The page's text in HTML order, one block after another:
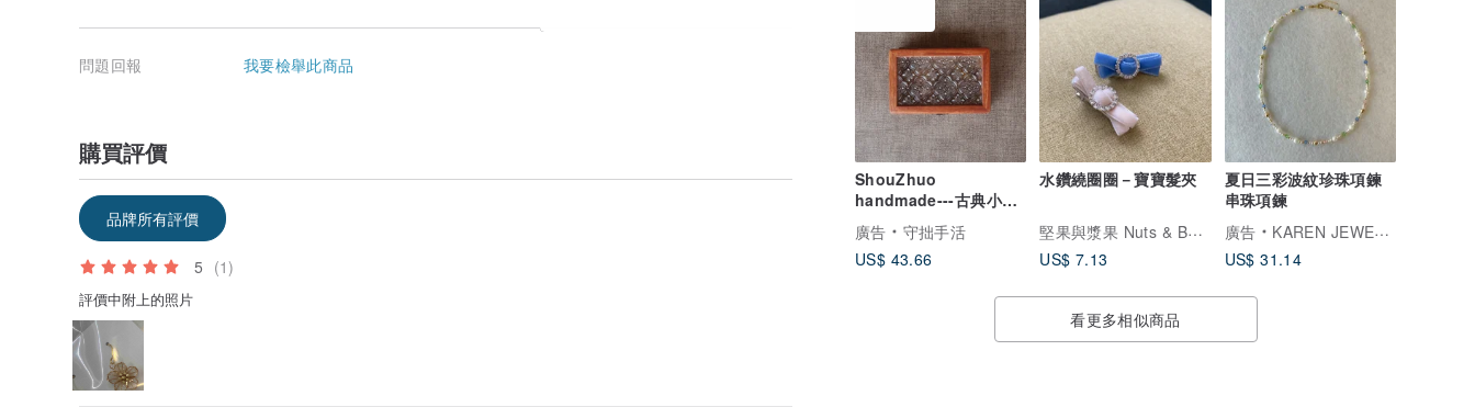
ShouZhuo
handmade---古典小木
盒/少量手工/訂製傢俬
廣告
守拙手活
US$ 43.66
水鑽繞圈圈－寶寶髮夾
堅果與漿果 Nuts & Berries
US$ 7.13
夏日三彩波紋珍珠項鍊
串珠項鍊
廣告
KAREN JEWELRY
US$ 31.14
看更多相似商品
問題回報 我要檢舉此商品
購買評價
品牌所有評價
5 (1)
評價中附上的照片